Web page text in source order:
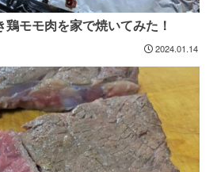
モモ肉を家で焼いてみた！
2024.01.14